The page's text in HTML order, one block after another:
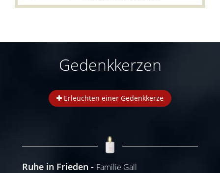
Gedenkkerzen
Erleuchten einer Gedenkkerze
Ruhe in Frieden Familie Gall